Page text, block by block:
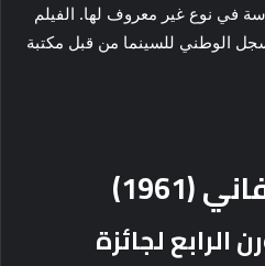
في نوع غير معروف لها. الفيلم
الوطني للسينما من قبل مكتبة
(1961)
لجائزة